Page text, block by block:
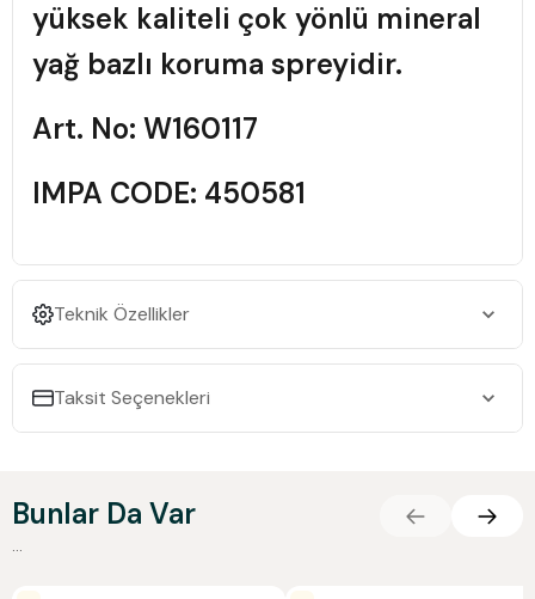
yüksek kaliteli çok yönlü mineral
yağ bazlı koruma spreyidir.
Art. No: W160117
IMPA CODE: 450581
Teknik Özellikler
Taksit Seçenekleri
Bunlar Da Var
...